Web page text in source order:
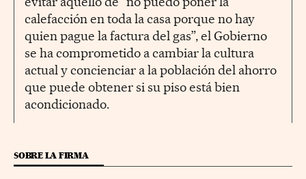
calefacción en toda la casa porque no hay
quien pague la factura del gas”, el Gobierno
se ha comprometido a cambiar la cultura
actual y concienciar a la población del ahorro
que puede obtener si su piso está bien
acondicionado.
SOBRE LA FIRMA